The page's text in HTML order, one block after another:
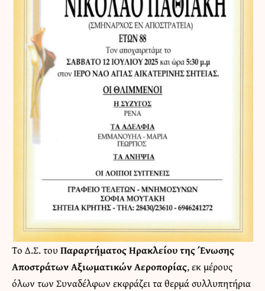
Το Δ.Σ. τουΠαραρτήματος Ηρακλείου της Ένωσης
Αποστράτων Αξιωματικών Αεροπορίας, εκ μέρους
όλων των Συναδέλφων εκφράζει τα θερμά συλλυπητήρια